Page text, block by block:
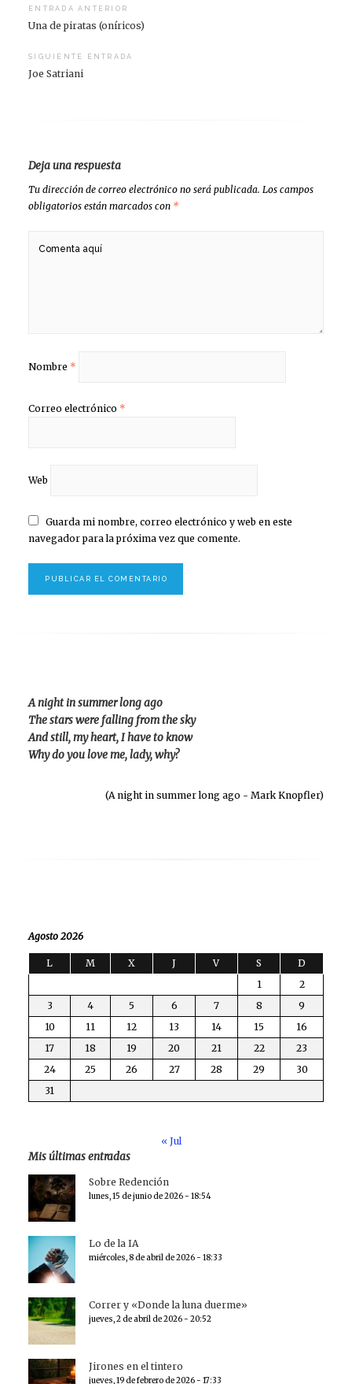
Navegación
de
entradas
ENTRADA ANTERIOR
Una de piratas (oníricos)
SIGUIENTE ENTRADA
Joe Satriani
Deja una respuesta
Tu dirección de correo electrónico no será publicada. Los campos
obligatorios están marcados con *
Nombre *
Correo electrónico *
Web
Guarda mi nombre, correo electrónico y web en este
navegador para la próxima vez que comente.
A night in summer long ago
The stars were falling from the sky
And still, my heart, I have to know
Why do you love me, lady, why?
(A night in summer long ago - Mark Knopfler)
Agosto 2026
L M X J V S
D
1
2
3
4 5 6 7 8
9
10
11 12 13 14 15
16
17
18 19 20 21 22
23
24
25 26 27 28 29
30
31
« Jul
Mis últimas entradas
Sobre Redención
lunes, 15 de junio de 2026 - 18:54
Lo de la IA
miércoles, 8 de abril de 2026 - 18:33
Correr y «Donde la luna duerme»
jueves, 2 de abril de 2026 - 20:52
Jirones en el tintero
jueves, 19 de febrero de 2026 - 17:33